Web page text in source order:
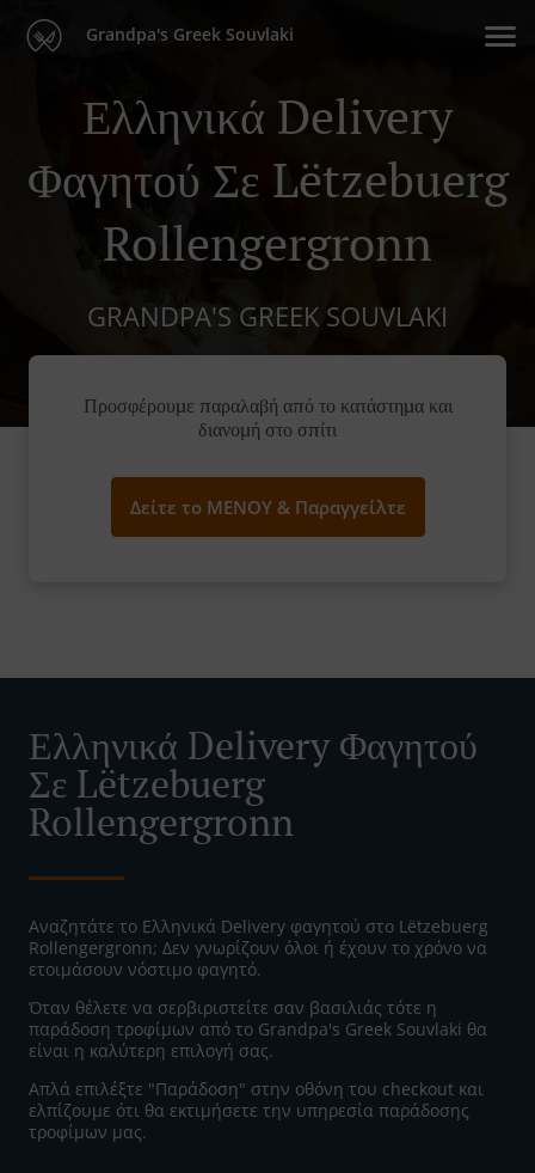
Grandpa's Greek Souvlaki
Ελληνικά Delivery
Φαγητού Σε Lëtzebuerg
Rollengergronn
GRANDPA'S GREEK SOUVLAKI
Προσφέρουμε παραλαβή από το κατάστημα και
διανομή στο σπίτι
Δείτε το ΜΕΝΟΥ & Παραγγείλτε
Ελληνικά Delivery Φαγητού
Σε Lëtzebuerg
Rollengergronn
Αναζητάτε το Ελληνικά Delivery φαγητού στο Lëtzebuerg
Rollengergronn; Δεν γνωρίζουν όλοι ή έχουν το χρόνο να
ετοιμάσουν νόστιμο φαγητό.
Όταν θέλετε να σερβιριστείτε σαν βασιλιάς τότε η
παράδοση τροφίμων από το Grandpa's Greek Souvlaki θα
είναι η καλύτερη επιλογή σας.
Απλά επιλέξτε "Παράδοση" στην οθόνη του checkout και
ελπίζουμε ότι θα εκτιμήσετε την υπηρεσία παράδοσης
τροφίμων μας.